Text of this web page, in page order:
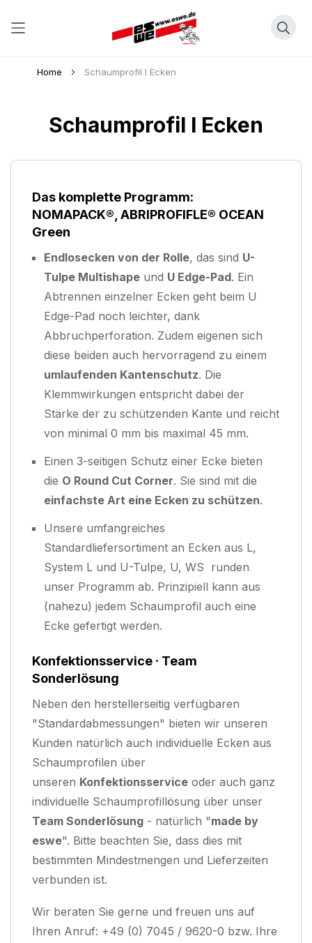
Home Schaumprofil l Ecken
Schaumprofil l Ecken
Das komplette Programm:
NOMAPACK®, ABRIPROFIFLE® OCEAN
Green
Endlosecken von der Rolle, das sind U-
Tulpe Multishape und U Edge-Pad. Ein
Abtrennen einzelner Ecken geht beim U
Edge-Pad noch leichter, dank
Abbruchperforation. Zudem eigenen sich
diese beiden auch hervorragend zu einem
umlaufenden Kantenschutz. Die
Klemmwirkungen entspricht dabei der
Stärke der zu schützenden Kante und reicht
von minimal 0 mm bis maximal 45 mm.
Einen 3-seitigen Schutz einer Ecke bieten
die O Round Cut Corner. Sie sind mit die
einfachste Art eine Ecken zu schützen.
Unsere umfangreiches
Standardliefersortiment an Ecken aus L,
System L und U-Tulpe, U, WS runden
unser Programm ab. Prinzipiell kann aus
(nahezu) jedem Schaumprofil auch eine
Ecke gefertigt werden.
Konfektionsservice · Team
Sonderlösung
Neben den herstellerseitig verfügbaren
"Standardabmessungen" bieten wir unseren
Kunden natürlich auch individuelle Ecken aus
Schaumprofilen über
unseren Konfektionsservice oder auch ganz
individuelle Schaumprofillösung über unser
Team Sonderlösung - natürlich "made by
eswe". Bitte beachten Sie, dass dies mit
bestimmten Mindestmengen und Lieferzeiten
verbunden ist.
Wir beraten Sie gerne und freuen uns auf
Ihren Anruf: +49 (0) 7045 / 9620-0 bzw. Ihre